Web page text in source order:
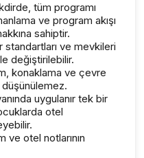
tüm programı
ve program akışı
sahiptir.
ve mevkileri
değiştirilebilir.
konaklama ve çevre
uygulanır tek bir
otel
ve otel notlarının